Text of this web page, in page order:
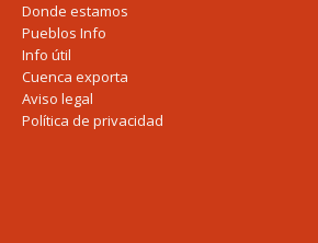
Donde estamos
Pueblos Info
Info útil
Cuenca exporta
Aviso legal
Política de privacidad